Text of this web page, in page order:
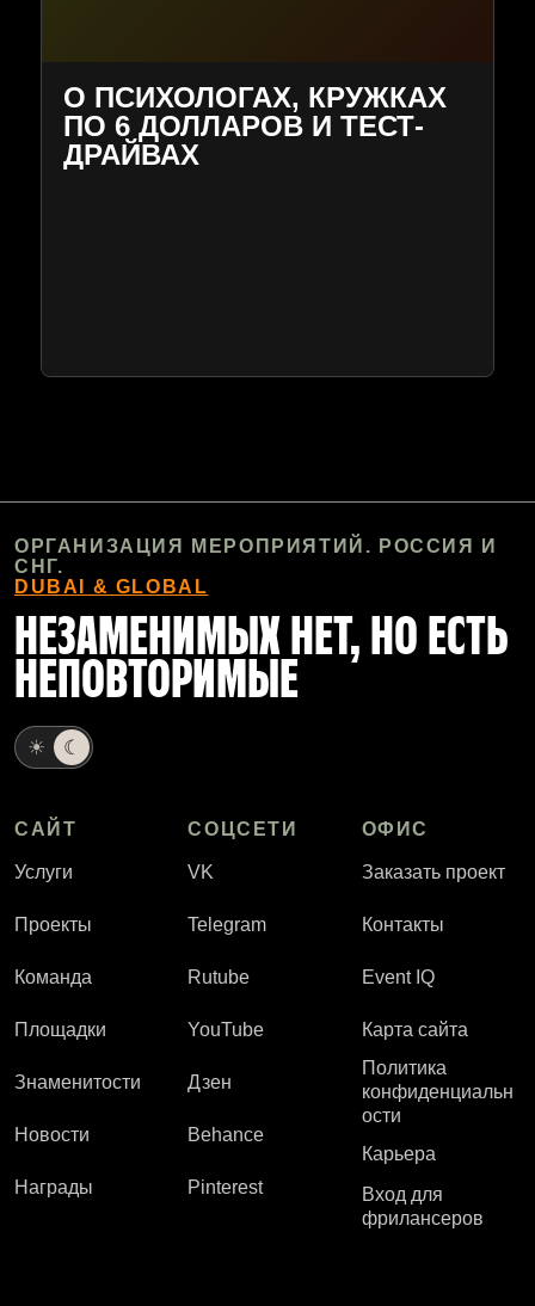
О ПСИХОЛОГАХ, КРУЖКАХ
ПО 6 ДОЛЛАРОВ И ТЕСТ-
ДРАЙВАХ
ОРГАНИЗАЦИЯ МЕРОПРИЯТИЙ. РОССИЯ И
СНГ.
DUBAI & GLOBAL
НЕЗАМЕНИМЫХ НЕТ, НО ЕСТЬ
НЕПОВТОРИМЫЕ
☀ ☾
САЙТ
Услуги
Проекты
Команда
Площадки
Знаменитости
Новости
Награды
СОЦСЕТИ
VK
Telegram
Rutube
YouTube
Дзен
Behance
Pinterest
ОФИС
Заказать проект
Контакты
Event IQ
Карта сайта
Политика
конфиденциальн
ости
Карьера
Вход для
фрилансеров